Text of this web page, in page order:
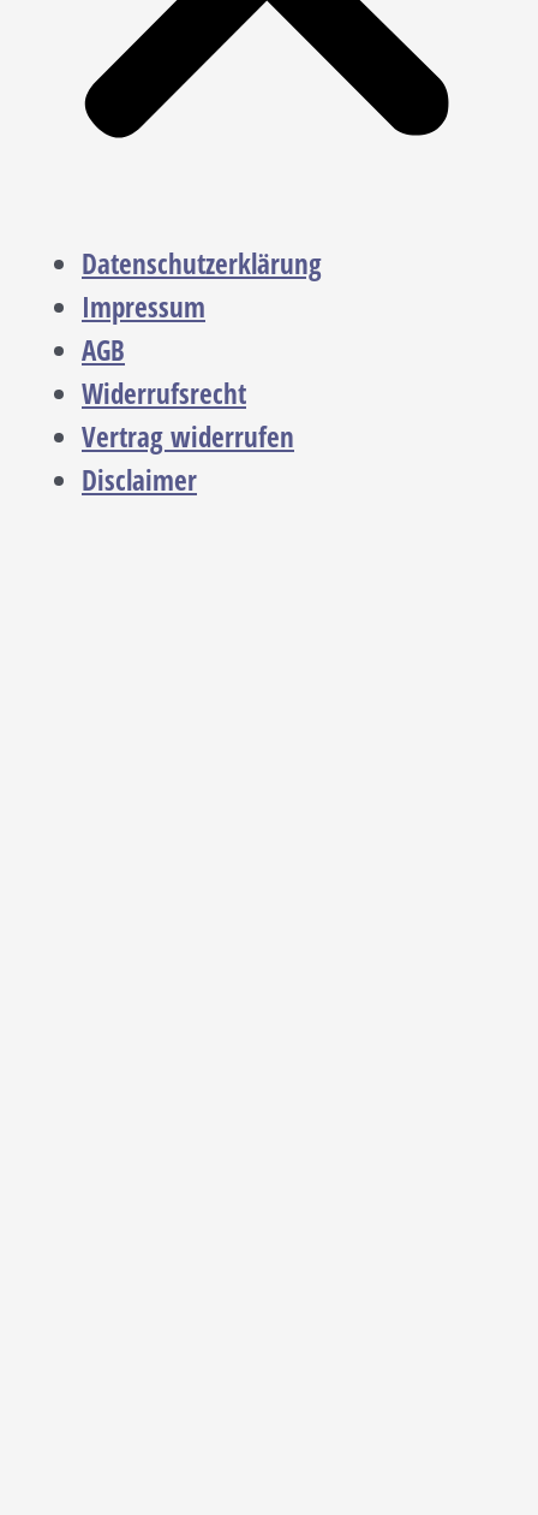
Datenschutzerklärung
Impressum
AGB
Widerrufsrecht
Vertrag widerrufen
Disclaimer